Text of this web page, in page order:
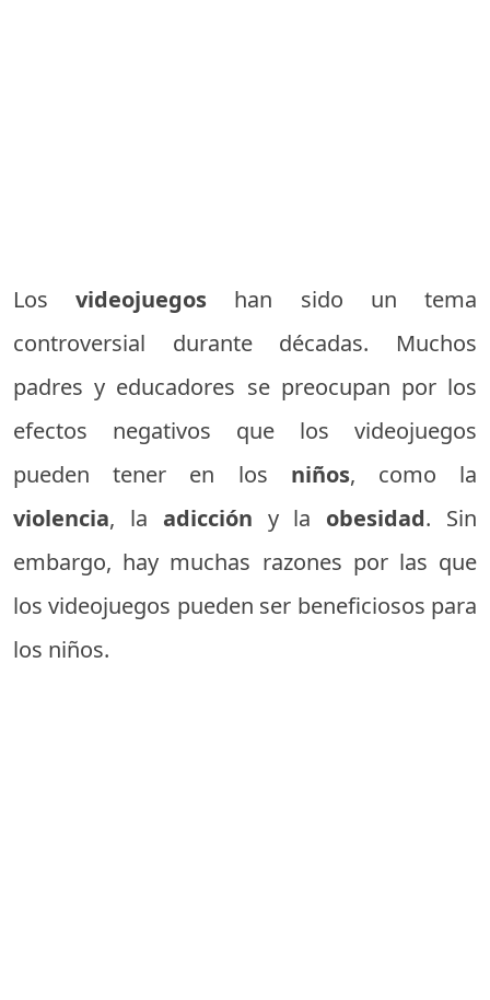
Los videojuegos han sido un tema
controversial durante décadas. Muchos
padres y educadores se preocupan por los
efectos negativos que los videojuegos
pueden tener en los niños, como la
violencia, la adicción y la obesidad. Sin
embargo, hay muchas razones por las que
los videojuegos pueden ser beneficiosos para
los niños.